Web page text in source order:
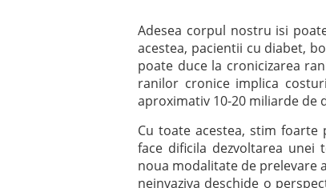
Adesea corpul nostru isi
acestea, pacientii cu diabet,
poate duce la cronicizarea
ranilor cronice implica
aproximativ 10-20 miliarde de
Cu toate acestea, stim foarte
face dificila dezvoltarea unei
noua modalitate de prelevare
neinvaziva deschide o